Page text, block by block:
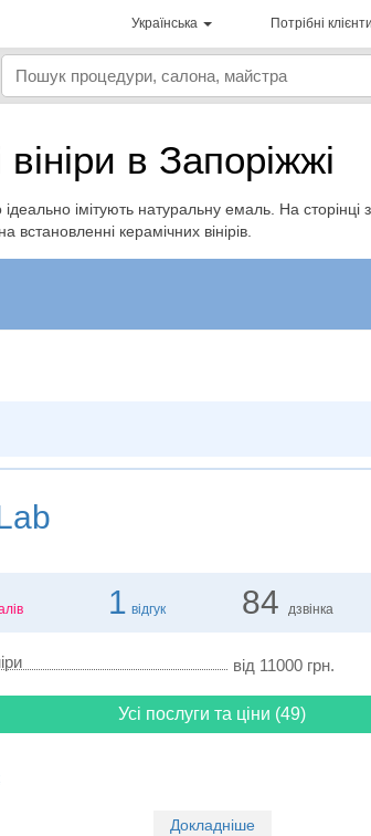
Українська Потрібні
вініри в Запоріжжі
імітують натуральну емаль. На сторінці
встановленні керамічних вінірів.
1 відгук 84 дзвінка
від 11000 грн.
Усі послуги та ціни (49)
Докладніше